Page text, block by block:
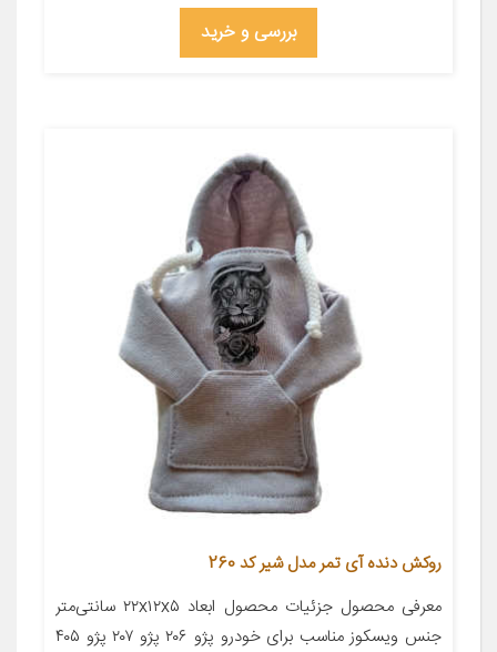
بررسی و خرید
روکش دنده آی تمر مدل شیر کد 260
معرفی محصول جزئیات محصول ابعاد ۲۲x۱۲x۵ سانتی‌متر
جنس ویسکوز مناسب برای خودرو پژو ۲۰۶ پژو ۲۰۷ پژو ۴۰۵